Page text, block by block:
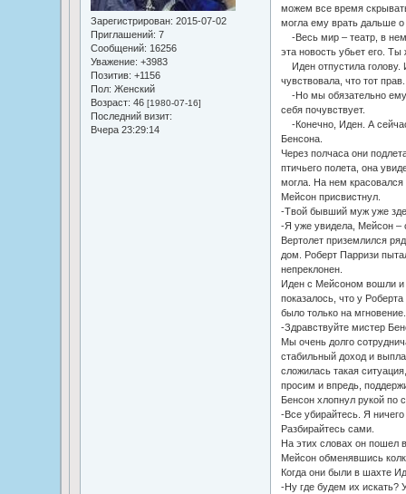
Зарегистрирован: 2015-07-02
Приглашений: 7
Сообщений: 16256
Уважение: +3983
Позитив: +1156
Пол: Женский
Возраст: 46 [1980-07-16]
Последний визит:
Вчера 23:29:14
можем все время
могла ему врать дальше о
-Весь мир – театр, в
эта новость убьет его.
Иден отпустила голову.
чувствовала, что тот прав.
-Но мы обязательно ему
себя почувствует.
-Конечно, Иден. А
Бенсона.
Через полчаса они
птичьего полета, она
могла. На нем
Мейсон присвистнул.
-Твой бывший муж уже
-Я уже увидела, Мейсон –
Вертолет приземлился
дом. Роберт Парризи
непреклонен.
Иден с Мейсоном вошли и
показалось, что у
было только на мгновение.
-Здравствуйте мистер
Мы очень долго
стабильный доход и
сложилась такая
просим и впредь,
Бенсон хлопнул рукой по
-Все убирайтесь. Я
Разбирайтесь сами.
На этих словах он пошел
Мейсон обменявшись
Когда они были в шахте
-Ну где будем их искать?